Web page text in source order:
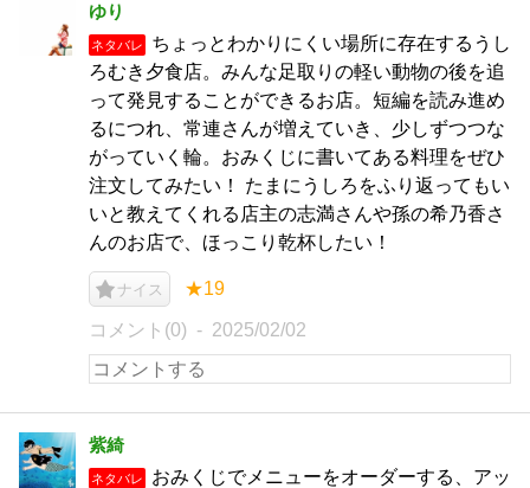
ゆり
ネタバレ
ちょっとわかりにくい場所に存在するうし
ろむき夕食店。みんな足取りの軽い動物の後を追
って発見することができるお店。短編を読み進め
るにつれ、常連さんが増えていき、少しずつつな
がっていく輪。おみくじに書いてある料理をぜひ
注文してみたい！ たまにうしろをふり返ってもい
いと教えてくれる店主の志満さんや孫の希乃香さ
んのお店で、ほっこり乾杯したい！
ナイス ★19
コメント(0) 2025/02/02
紫綺
ネタバレ
おみくじでメニューをオーダーする、アッ